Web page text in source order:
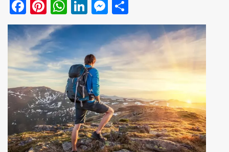
Facebook
Pinterest
WhatsApp
LinkedIn
Messenger